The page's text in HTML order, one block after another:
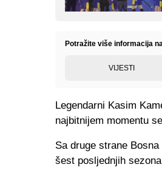
Potražite više informacija
VIJESTI
Legendarni Kasim
najbitnijem momentu
Sa druge strane
šest posljednjih